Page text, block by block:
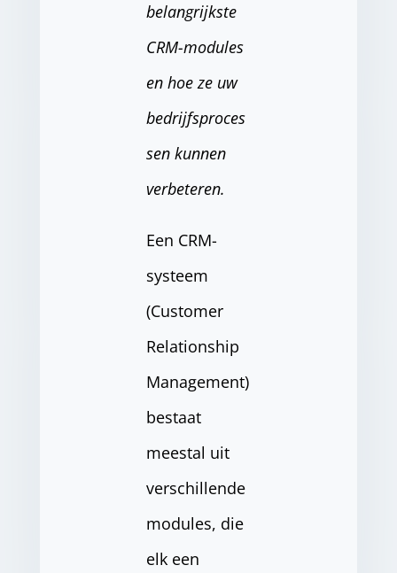
belangrijkste
CRM-modules
en hoe ze uw
bedrijfsproces
sen kunnen
verbeteren.
Een CRM-
systeem
(Customer
Relationship
Management)
bestaat
meestal uit
verschillende
modules, die
elk een